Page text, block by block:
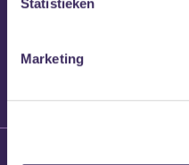
Statistieken
Marketing